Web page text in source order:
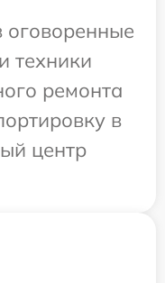
оговоренные
техники
ремонта
в
центр